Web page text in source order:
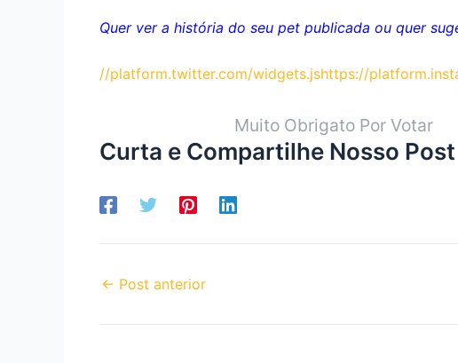
Quer ver a história do seu pet publicada ou quer
//platform.twitter.com/widgets.jshttps://
Muito Obrigato Por Votar
Curta e Compartilhe Nosso Post
← Post anterior